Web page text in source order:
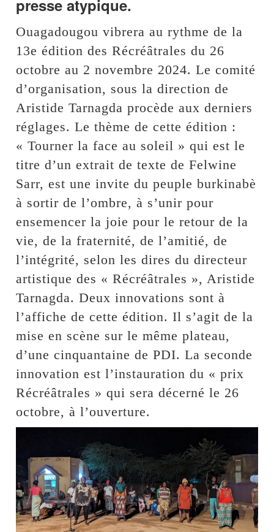
presse atypique.
Ouagadougou vibrera au rythme de la
13e édition des Récréâtrales du 26
octobre au 2 novembre 2024. Le comité
d’organisation, sous la direction de
Aristide Tarnagda procède aux derniers
réglages. Le thème de cette édition :
« Tourner la face au soleil » qui est le
titre d’un extrait de texte de Felwine
Sarr, est une invite du peuple burkinabè
à sortir de l’ombre, à s’unir pour
ensemencer la joie pour le retour de la
vie, de la fraternité, de l’amitié, de
l’intégrité, selon les dires du directeur
artistique des « Récréâtrales », Aristide
Tarnagda. Deux innovations sont à
l’affiche de cette édition. Il s’agit de la
mise en scène sur le même plateau,
d’une cinquantaine de PDI. La seconde
innovation est l’instauration du « prix
Récréâtrales » qui sera décerné le 26
octobre, à l’ouverture.